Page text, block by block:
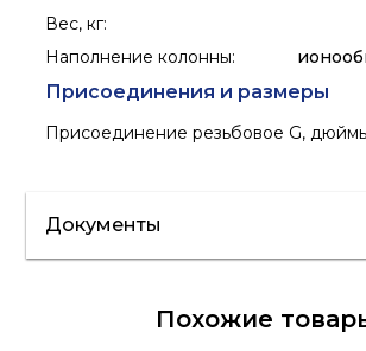
Вес, кг:
Наполнение колонны:
Присоединения и размеры
Присоединение резьбовое G,
Документы
ДекларацияПохожие